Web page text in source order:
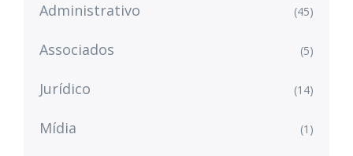
Administrativo (45)
Associados (5)
Jurídico (14)
Mídia (1)